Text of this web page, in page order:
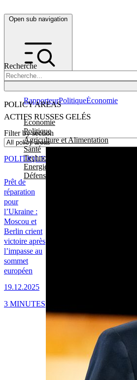
Open sub navigation
Recherche
POLICY AREAS
Economie
Politique
Agriculture et Alimentation
Santé
Technologies
Energie, Environnement et Transport
Défense
RapporteurPolitiqueÉconomie
ACTIFS RUSSES GELÉS
Filter by section
Prêt de
réparation
pour
l’Ukraine :
Moscou et
Berlin crient
victoire après
l’impasse au
sommet
européen
19.12.2025
POLITIQUE
3 MINUTES